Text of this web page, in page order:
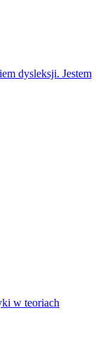
dysleksji. Jestem
w teoriach